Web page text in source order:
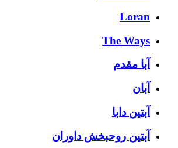
Loran
The Ways
آبا مقدم
آبان
آبتین دابا
آبتین روحبخش داوران